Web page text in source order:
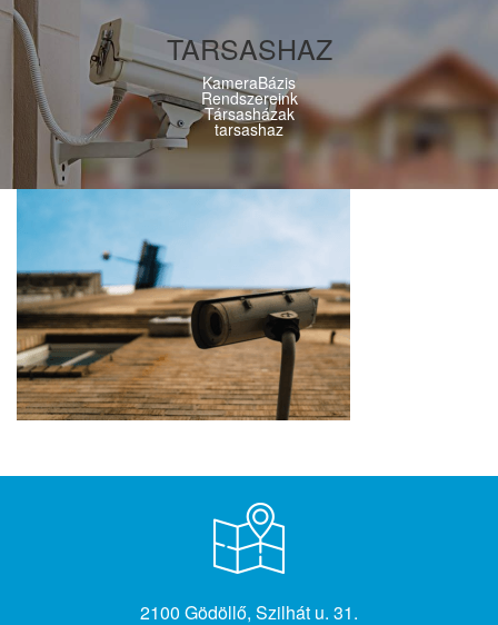
TARSASHAZ
KameraBázis
Rendszereink
Társasházak
tarsashaz
2100 Gödöllő, Szilhát u. 31.